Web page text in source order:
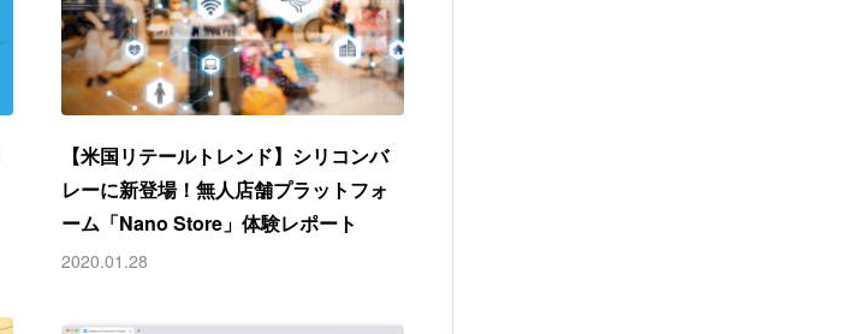
【米国リテールトレンド】シリコンバ
レーに新登場！無人店舗プラットフォ
ーム「Nano Store」体験レポート
2020.01.28